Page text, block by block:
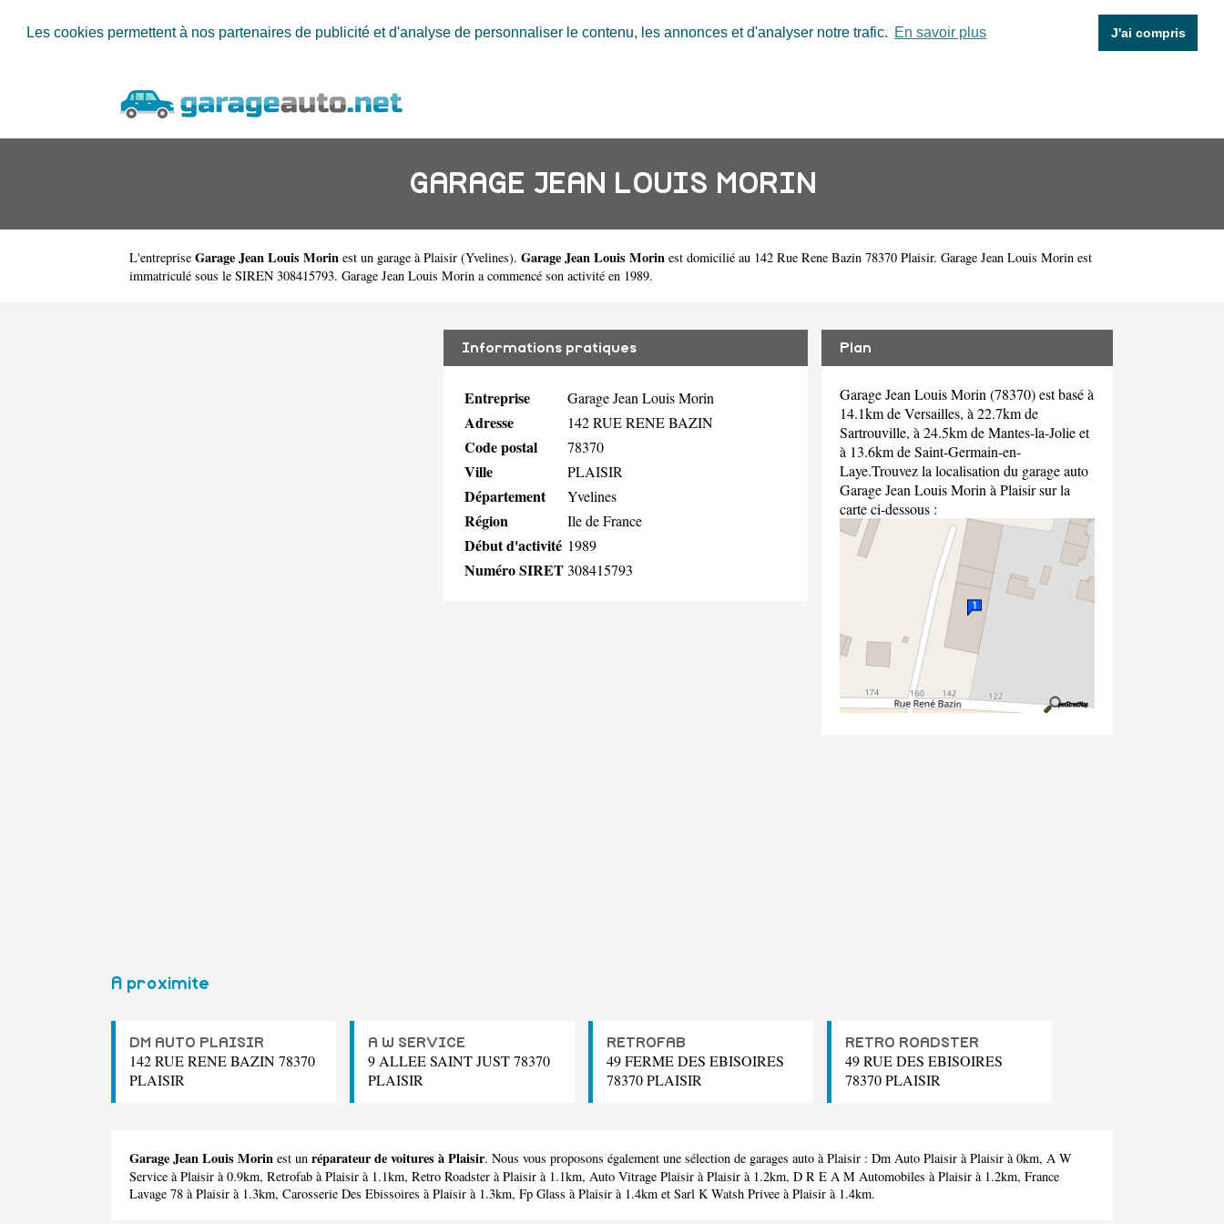
Les cookies permettent à nos partenaires de publicité et d'analyse de personnaliser le contenu, les annonces et d'analyser notre trafic. En savoir plus J'ai compris
GARAGE JEAN LOUIS MORIN
L'entreprise Garage Jean Louis Morin est un garage à Plaisir (Yvelines). Garage Jean Louis Morin est domicilié au 142 Rue Rene Bazin 78370 Plaisir. Garage Jean Louis Morin est
immatriculé sous le SIREN 308415793. Garage Jean Louis Morin a commencé son activité en 1989.
Informations pratiques
Entreprise Garage Jean Louis Morin
Adresse 142 RUE RENE BAZIN
Code postal 78370
Ville PLAISIR
Département Yvelines
Région Ile de France
Début d'activité 1989
Numéro SIRET308415793
Plan
Garage Jean Louis Morin (78370) est basé à
14.1km de Versailles, à 22.7km de
Sartrouville, à 24.5km de Mantes-la-Jolie et
à 13.6km de Saint-Germain-en-
Laye.Trouvez la localisation du garage auto
Garage Jean Louis Morin à Plaisir sur la
carte ci-dessous :
A proximite
DM AUTO PLAISIR
142 RUE RENE BAZIN 78370
PLAISIR
A W SERVICE
9 ALLEE SAINT JUST 78370
PLAISIR
RETROFAB
49 FERME DES EBISOIRES
78370 PLAISIR
RETRO ROADSTER
49 RUE DES EBISOIRES
78370 PLAISIR
Garage Jean Louis Morin est un réparateur de voitures à Plaisir. Nous vous proposons également une sélection de garages auto à Plaisir : Dm Auto Plaisir à Plaisir à 0km, A W
Service à Plaisir à 0.9km, Retrofab à Plaisir à 1.1km, Retro Roadster à Plaisir à 1.1km, Auto Vitrage Plaisir à Plaisir à 1.2km, D R E A M Automobiles à Plaisir à 1.2km, France
Lavage 78 à Plaisir à 1.3km, Carosserie Des Ebissoires à Plaisir à 1.3km, Fp Glass à Plaisir à 1.4km et Sarl K Watsh Privee à Plaisir à 1.4km.